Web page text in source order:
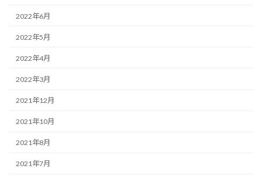
2022年6月
2022年5月
2022年4月
2022年3月
2021年12月
2021年10月
2021年8月
2021年7月